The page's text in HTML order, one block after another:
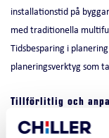
installationstid på
med traditionella
Tidsbesparing i
planeringsverktyg som
Tillförlitlig och
NovaDual32 är en